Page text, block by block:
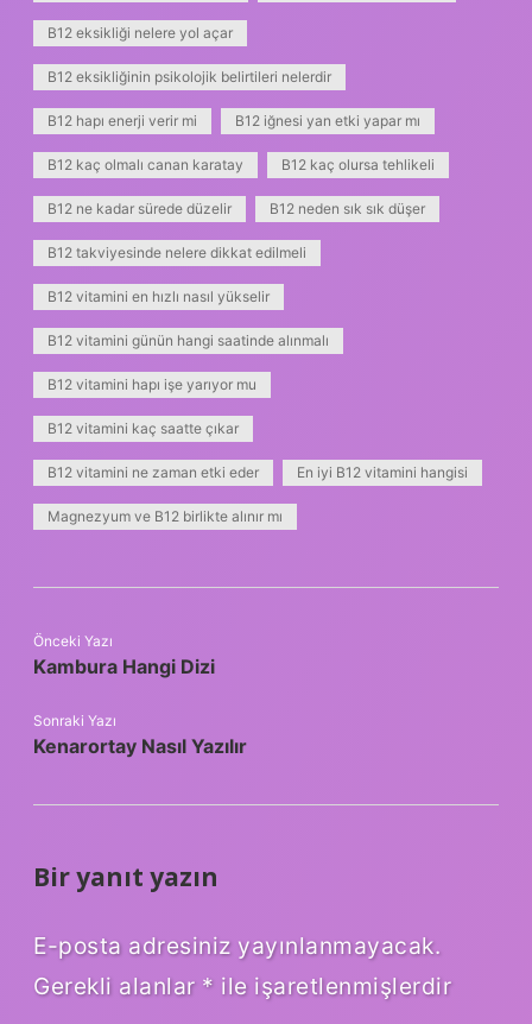
B12 eksikliği nelere yol açar
B12 eksikliğinin psikolojik belirtileri nelerdir
B12 hapı enerji verir mi B12 iğnesi yan etki yapar mı
B12 kaç olmalı canan karatay B12 kaç olursa tehlikeli
B12 ne kadar sürede düzelir B12 neden sık sık düşer
B12 takviyesinde nelere dikkat edilmeli
B12 vitamini en hızlı nasıl yükselir
B12 vitamini günün hangi saatinde alınmalı
B12 vitamini hapı işe yarıyor mu
B12 vitamini kaç saatte çıkar
B12 vitamini ne zaman etki eder En iyi B12 vitamini hangisi
Magnezyum ve B12 birlikte alınır mı
Önceki Yazı
Kambura Hangi Dizi
Sonraki Yazı
Kenarortay Nasıl Yazılır
Bir yanıt yazın
E-posta adresiniz yayınlanmayacak.
Gerekli alanlar * ile işaretlenmişlerdir